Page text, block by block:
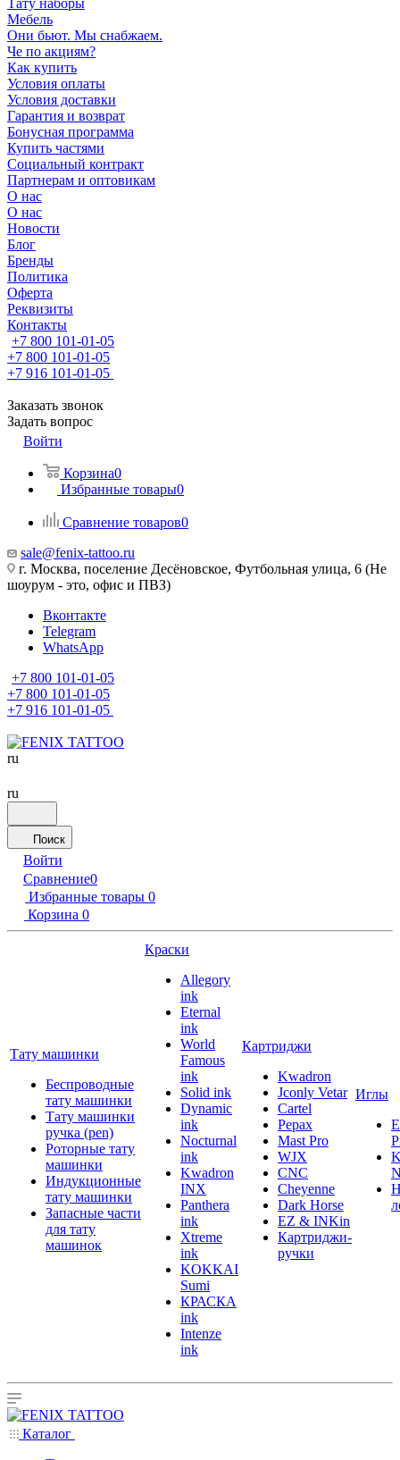
Тату наборы
Мебель
Они бьют. Мы снабжаем.
Че по акциям?
Как купить
Условия оплаты
Условия доставки
Гарантия и возврат
Бонусная программа
Купить частями
Социальный контракт
Партнерам и оптовикам
О нас
О нас
Новости
Блог
Бренды
Политика
Оферта
Реквизиты
Контакты
+7 800 101-01-05
+7 800 101-01-05
+7 916 101-01-05
Заказать звонок
Задать вопрос
Войти
Корзина0
Избранные товары0
Сравнение товаров0
sale@fenix-tattoo.ru
г. Москва, поселение Десёновское, Футбольная улица, 6 (Не
шоурум - это, офис и ПВЗ)
Вконтакте
Telegram
WhatsApp
+7 800 101-01-05
+7 800 101-01-05
+7 916 101-01-05
ru
ru
Поиск
Войти
Сравнение0
Избранные товары 0
Корзина 0
Тату машинки
Беспроводные
тату машинки
Тату машинки
ручка (pen)
Роторные тату
машинки
Индукционные
тату машинки
Запасные части
для тату
машинок
Краски
Allegory
ink
Eternal
ink
World
Famous
ink
Solid ink
Dynamic
ink
Nocturnal
ink
Kwadron
INX
Panthera
ink
Xtreme
ink
KOKKAI
Sumi
КРАСКА
ink
Intenze
ink
Картриджи
Kwadron
Jconly Vetar
Cartel
Pepax
Mast Pro
WJX
CNC
Cheyenne
Dark Horse
EZ & INKin
Картриджи-
ручки
Иглы
Каталог